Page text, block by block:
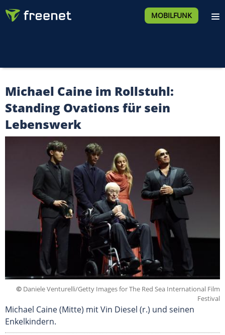
MOBILFUNK
Michael Caine im Rollstuhl:
Standing Ovations für sein
Lebenswerk
© Daniele Venturelli/Getty Images for The Red Sea International Film
Festival
Michael Caine (Mitte) mit Vin Diesel (r.) und seinen
Enkelkindern.